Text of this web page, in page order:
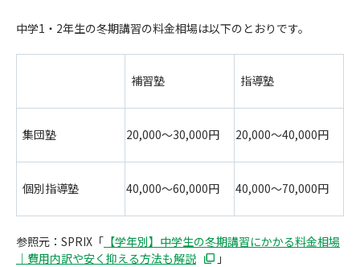
中学1・2年生の冬期講習の料金相場は以下のとおりです。
補習塾 指導塾
集団塾 20,000～30,000円 20,000～40,000円
個別指導塾 40,000～60,000円 40,000～70,000円
参照元：SPRIX「 【学年別】中学生の冬期講習にかかる料金相場
｜費用内訳や安く抑える方法も解説
」